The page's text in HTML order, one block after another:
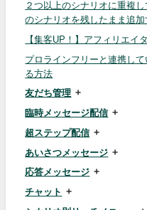
２つ以上のシナリオに重複
のシナリオを残したまま追加
【集客UP！】アフィリエイ
プロラインフリーと連携し
る方法
友だち管理
臨時メッセージ配信
超ステップ配信
あいさつメッセージ
応答メッセージ
チャット